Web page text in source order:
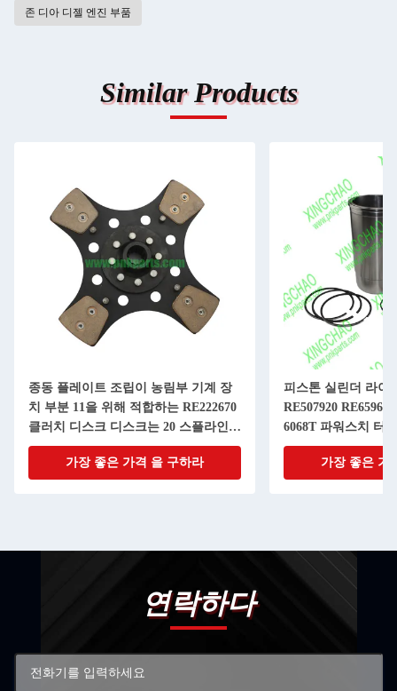
존 디아 디젤 엔진 부품
Similar Products
종동 플레이트 조립이 농림부 기계 장
치 부분 11을 위해 적합하는 RE222670
클러치 디스크 디스크는 20 스플라인으
로 조금씩 움직입니다
가장 좋은 가격 을 구하라
피스톤 실린더 라이
RE507920 RE65967
6068T 파워스치 터
가장 좋은 가
연락하다